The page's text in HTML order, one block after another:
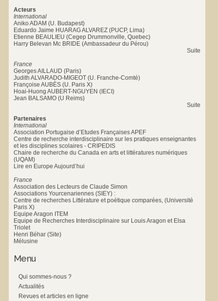
Acteurs
International
Aniko ADAM (U. Budapest)
Eduardo Jaime HUARAG ALVAREZ (PUCP, Lima)
Etienne BEAULIEU (Cegep Drummonville, Quebec)
Harry Belevan Mc BRIDE (Ambassadeur du Pérou)
Suite
France
Georges AILLAUD (Paris)
Judith ALVARADO-MIGEOT (U. Franche-Comté)
Françoise AUBÈS (U. Paris X)
Hoai-Huong AUBERT-NGUYEN (IECI)
Jean BALSAMO (U Reims)
Suite
Partenaires
International
Association Portugaise d’Etudes Françaises APEF
Centre de recherche interdisciplinaire sur les pratiques enseignantes
et les disciplines scolaires - CRIPEDIS
Chaire de recherche du Canada en arts et littératures numériques
(UQAM)
Lire en Europe Aujourd’hui
France
Association des Lecteurs de Claude Simon
Associations Yourcenariennes (SIEY) :
Centre de recherches Littérature et poétique comparées, (Université
Paris X)
Equipe Aragon ITEM
Equipe de Recherches Interdisciplinaire sur Louis Aragon et Elsa
Triolet
Henri Béhar (Site)
Mélusine
Menu
Qui sommes-nous ?
Actualités
Revues et articles en ligne